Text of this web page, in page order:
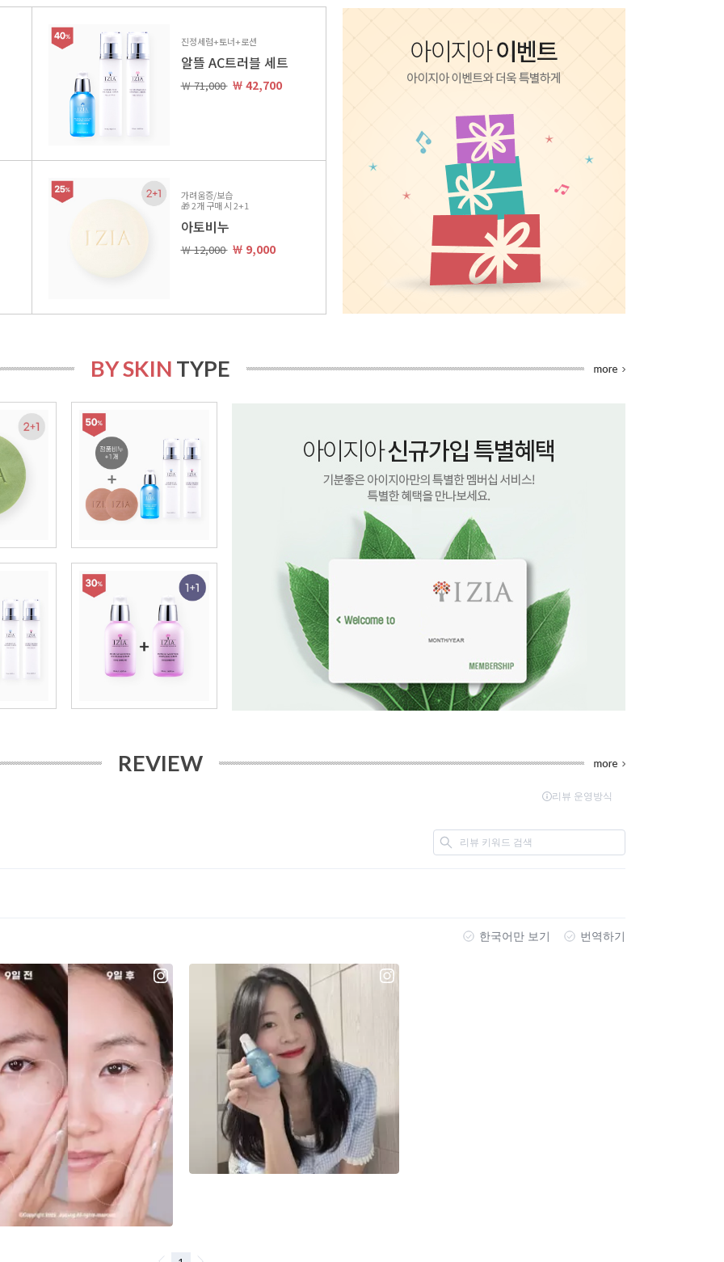
진정세럼+토너+로션
알뜰 AC트러블 세트
￦ 71,000 ￦ 42,700
가려움증/보습
🎁 2개 구매 시 2+1
아토비누
￦ 12,000 ￦ 9,000
BY SKIN TYPE
REVIEW